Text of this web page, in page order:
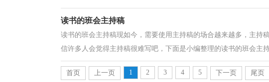
读书的班会主持稿
读书的班会主持稿现如今，需要使用主持稿的场合越来越多，主持
信许多人会觉得主持稿很难写吧，下面是小编整理的读书的班会主
首页 上一页 1 2 3 4 5 下一页 尾页